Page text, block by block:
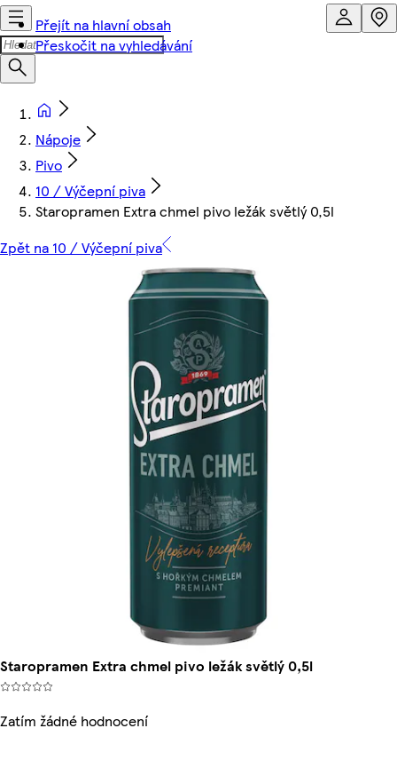
Přejít na hlavní obsah
Přeskočit na vyhledávání
Nápoje
Pivo
10 / Výčepní piva
Staropramen Extra chmel pivo ležák světlý 0,5l
Zpět na 10 / Výčepní piva
Staropramen Extra chmel pivo ležák světlý 0,5l
Zatím žádné hodnocení